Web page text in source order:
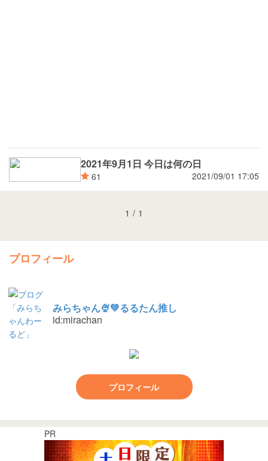
2021年9月1日 今日は何の日
61 2021/09/01 17:05
1 / 1
プロフィール
みらちゃん🍨💚るるたん推し
id:mirachan
プロフィール
PR